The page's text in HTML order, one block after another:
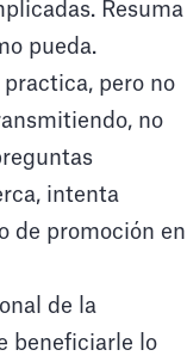
Resuma
pueda.
pero no
no
intenta
de promoción en
de la
beneficiarle lo